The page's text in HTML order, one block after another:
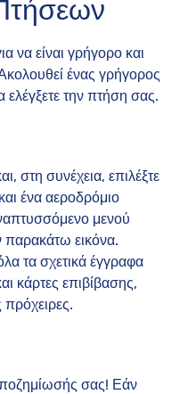
να είναι γρήγορο και
ένας γρήγορος
την πτήση σας.
στη συνέχεια, επιλέξτε
ένα αεροδρόμιο
μενού
παρακάτω εικόνα.
τα σχετικά έγγραφα
κάρτες επιβίβασης,
πρόχειρες.
σας! Εάν